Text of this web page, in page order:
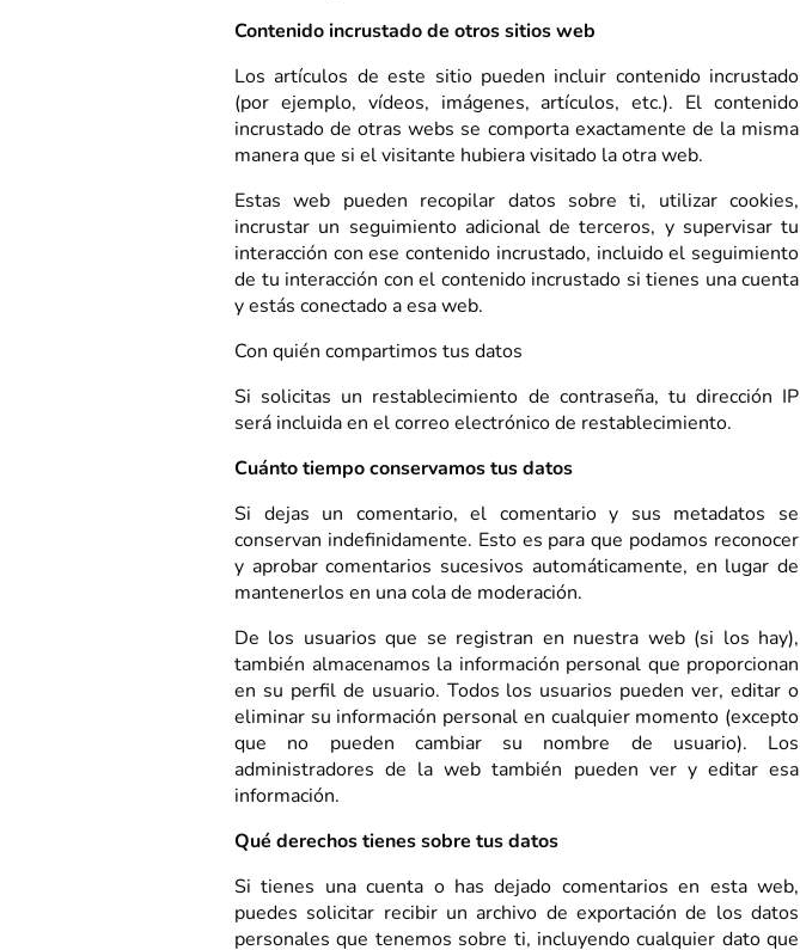
Contenido incrustado de otros sitios web
Los artículos de este sitio pueden incluir contenido incrustado
(por ejemplo, vídeos, imágenes, artículos, etc.). El contenido
incrustado de otras webs se comporta exactamente de la misma
manera que si el visitante hubiera visitado la otra web.
Estas web pueden recopilar datos sobre ti, utilizar cookies,
incrustar un seguimiento adicional de terceros, y supervisar tu
interacción con ese contenido incrustado, incluido el seguimiento
de tu interacción con el contenido incrustado si tienes una cuenta
y estás conectado a esa web.
Con quién compartimos tus datos
Si solicitas un restablecimiento de contraseña, tu dirección IP
será incluida en el correo electrónico de restablecimiento.
Cuánto tiempo conservamos tus datos
Si dejas un comentario, el comentario y sus metadatos se
conservan indefinidamente. Esto es para que podamos reconocer
y aprobar comentarios sucesivos automáticamente, en lugar de
mantenerlos en una cola de moderación.
De los usuarios que se registran en nuestra web (si los hay),
también almacenamos la información personal que proporcionan
en su perfil de usuario. Todos los usuarios pueden ver, editar o
eliminar su información personal en cualquier momento (excepto
que no pueden cambiar su nombre de usuario). Los
administradores de la web también pueden ver y editar esa
información.
Qué derechos tienes sobre tus datos
Si tienes una cuenta o has dejado comentarios en esta web,
puedes solicitar recibir un archivo de exportación de los datos
personales que tenemos sobre ti, incluyendo cualquier dato que